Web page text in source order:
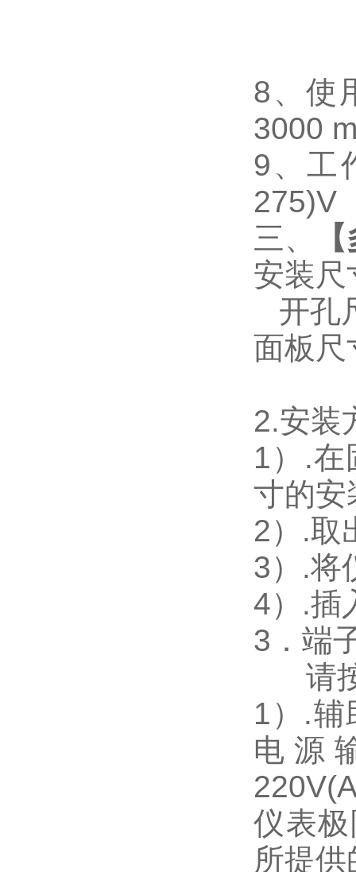
8 、使
3000
9 、工
三、
【
安装尺
开孔
面板尺
2.安装
1 ）.
寸的安
2）.取
3）.将
4）.插
3 ．端
请
1 ） .辅
电源
仪表
所提